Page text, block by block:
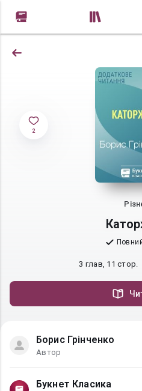
2
3 глав, 11 стор.
Борис Грінченко
Автор
Букнет Класика